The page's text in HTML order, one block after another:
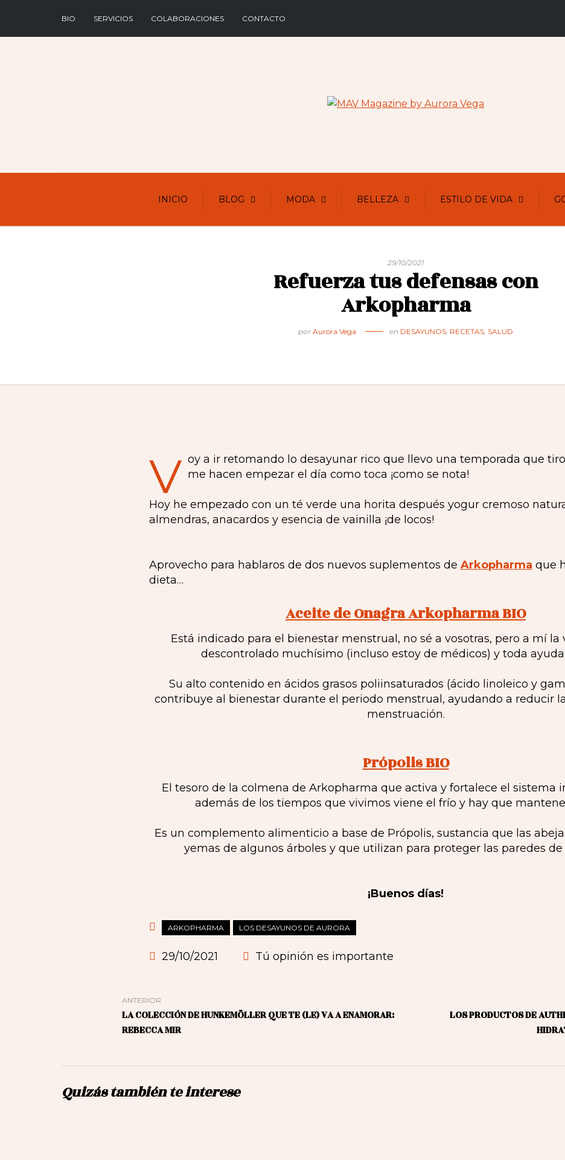
BIO SERVICIOS COLABORACIONES CONTACTO
INICIO BLOG MODA BELLEZA ESTILO DE VIDA
29/10/2021
Refuerza tus defensas con
Arkopharma
por Aurora Vega en DESAYUNOS, RECETAS, SALUD
V oy a ir retomando lo desayunar rico que llevo una temporada que
me hacen empezar el día como toca ¡como se nota!
Hoy he empezado con un té verde una horita después yogur cremoso
almendras, anacardos y esencia de vainilla ¡de locos!
Aprovecho para hablaros de dos nuevos suplementos de Arkopharma que
dieta…
Aceite de Onagra Arkopharma BIO
Está indicado para el bienestar menstrual, no sé a vosotras, pero a mí la
descontrolado muchísimo (incluso estoy de médicos) y toda ayuda
Su alto contenido en ácidos grasos poliinsaturados (ácido linoleico y
contribuye al bienestar durante el periodo menstrual, ayudando a reducir
menstruación.
Própolis BIO
El tesoro de la colmena de Arkopharma que activa y fortalece el sistema
además de los tiempos que vivimos viene el frío y hay que
Es un complemento alimenticio a base de Própolis, sustancia que las
yemas de algunos árboles y que utilizan para proteger las paredes
¡Buenos días!
ARKOPHARMA LOS DESAYUNOS DE AURORA
29/10/2021 Tú opinión es importante
ANTERIOR
LA COLECCIÓN DE HUNKEMÖLLER QUE TE (LE) VA A ENAMORAR:
REBECCA MIR
LOS PRODUCTOS DE
Quizás también te interese